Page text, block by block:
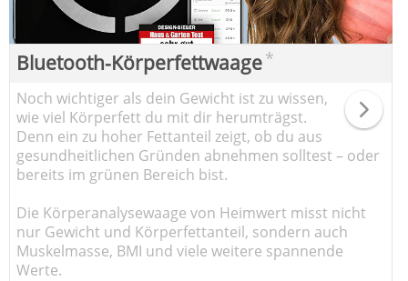
Bluetooth-Körperfettwaage*
Noch wichtiger als dein Gewicht ist zu wissen,
wie viel Körperfett du mit dir herumträgst.
Denn ein zu hoher Fettanteil zeigt, ob du aus
gesundheitlichen Gründen abnehmen solltest – oder
bereits im grünen Bereich bist.
Die Körperanalysewaage von Heimwert misst nicht
nur Gewicht und Körperfettanteil, sondern auch
Muskelmasse, BMI und viele weitere spannende
Werte.